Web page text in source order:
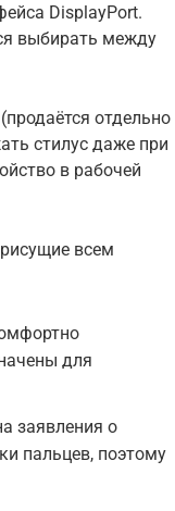
DisplayPort.
выбирать между
отдельно
стилус даже при
в рабочей
всем
для
заявления о
пальцев, поэтому